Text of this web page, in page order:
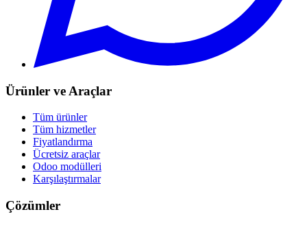
Ürünler ve Araçlar
Tüm ürünler
Tüm hizmetler
Fiyatlandırma
Ücretsiz araçlar
Odoo modülleri
Karşılaştırmalar
Çözümler